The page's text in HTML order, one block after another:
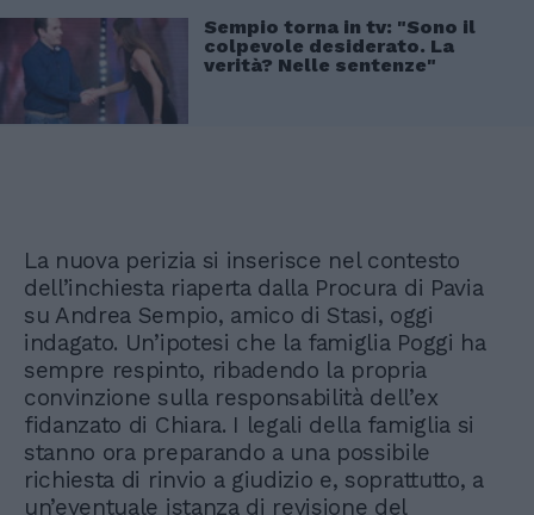
Sempio torna in tv: "Sono il
colpevole desiderato. La
verità? Nelle sentenze"
La nuova perizia si inserisce nel contesto
dell’inchiesta riaperta dalla Procura di Pavia
su Andrea Sempio, amico di Stasi, oggi
indagato. Un’ipotesi che la famiglia Poggi ha
sempre respinto, ribadendo la propria
convinzione sulla responsabilità dell’ex
fidanzato di Chiara. I legali della famiglia si
stanno ora preparando a una possibile
richiesta di rinvio a giudizio e, soprattutto, a
un’eventuale istanza di revisione del